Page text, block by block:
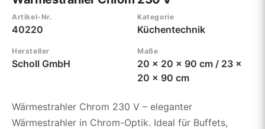
Artikel-Nr.
40220
Kategorie
Küchentechnik
Hersteller
Scholl GmbH
Maße
20 x 20 x 90 cm / 23 x
20 x 90 cm
Wärmestrahler Chrom 230 V – eleganter
Wärmestrahler in Chrom-Optik. Ideal für Buffets,